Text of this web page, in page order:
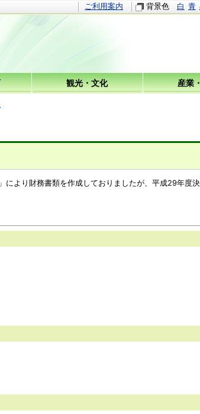
ご利用案内 背景色 白 青
観光・文化 産業
より財務書類を作成しておりましたが、平成29年度